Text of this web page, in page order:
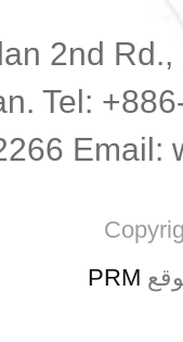
2nd
Tel:
Email:
PRM